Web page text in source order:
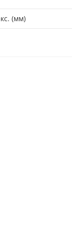
(мм)
с осветителем